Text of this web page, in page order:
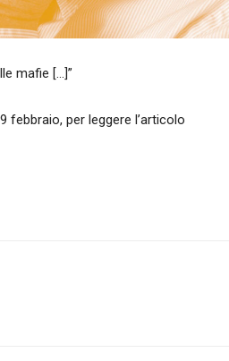
mafie […]”
febbraio, per leggere l’articolo